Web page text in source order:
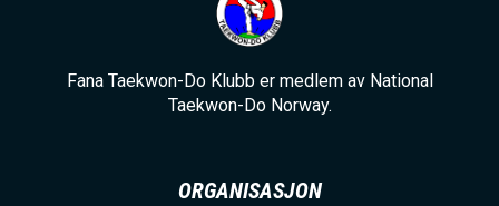
Fana Taekwon-Do Klubb er medlem av National
Taekwon-Do Norway.
ORGANISASJON